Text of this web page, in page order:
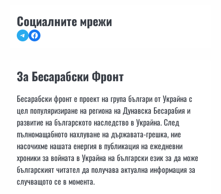
Социалните мрежи
TelegramFacebook
За Бесарабски Фронт
Бесарабски фронт е проект на група българи от Украйна с
цел популяризиране на региона на Дунавска Бесарабия и
развитие на българското наследство в Украйна. След
пълномащабното нахлуване на държавата-грешка, ние
насочихме нашата енергия в публикация на ежедневни
хроники за войната в Украйна на български език за да може
българският читател да получава актуална информация за
случващото се в момента.